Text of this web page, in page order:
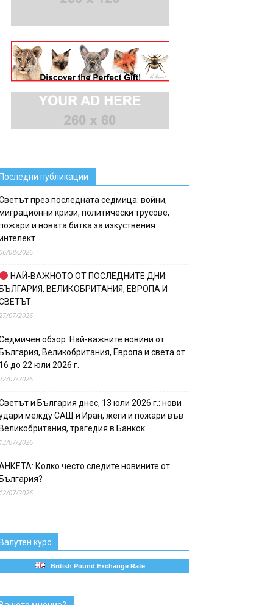
публикации
през последната седмица: войни,
кризи, политически трусове,
и новата битка за изкуствения
08/2026
НАЙ-ВАЖНОТО ОТ ПОСЛЕДНИТЕ ДНИ:
ВЕЛИКОБРИТАНИЯ, ЕВРОПА И
07/2026
обзор: Най-важните новини от
Великобритания, Европа и света от
до 22 юли 2026 г.
07/2026
и България днес, 13 юли 2026 г.: нови
между САЩ и Иран, жеги и пожари във
трагедия в Банкок
07/2026
Колко често следите новините от
07/2026
курс
British Pound Exchange Rate